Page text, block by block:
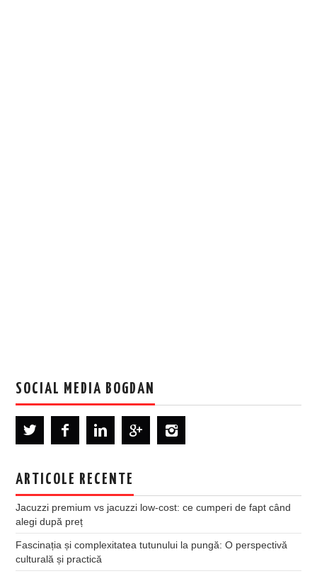
SOCIAL MEDIA BOGDAN
ARTICOLE RECENTE
Jacuzzi premium vs jacuzzi low-cost: ce cumperi de fapt când
alegi după preț
Fascinația și complexitatea tutunului la pungă: O perspectivă
culturală și practică